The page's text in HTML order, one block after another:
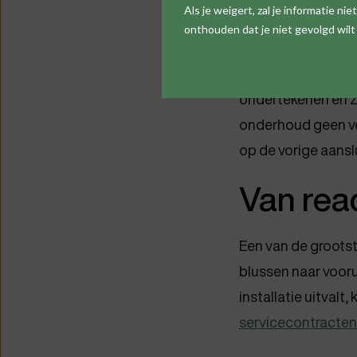
Als je weigert, zal je informatie
onthouden dat je niet gevolgd
Een
klant of
ondertekenen en
onderhoud geen
op de vorige
Van
Een van de
blussen naar
installatie uitvalt,